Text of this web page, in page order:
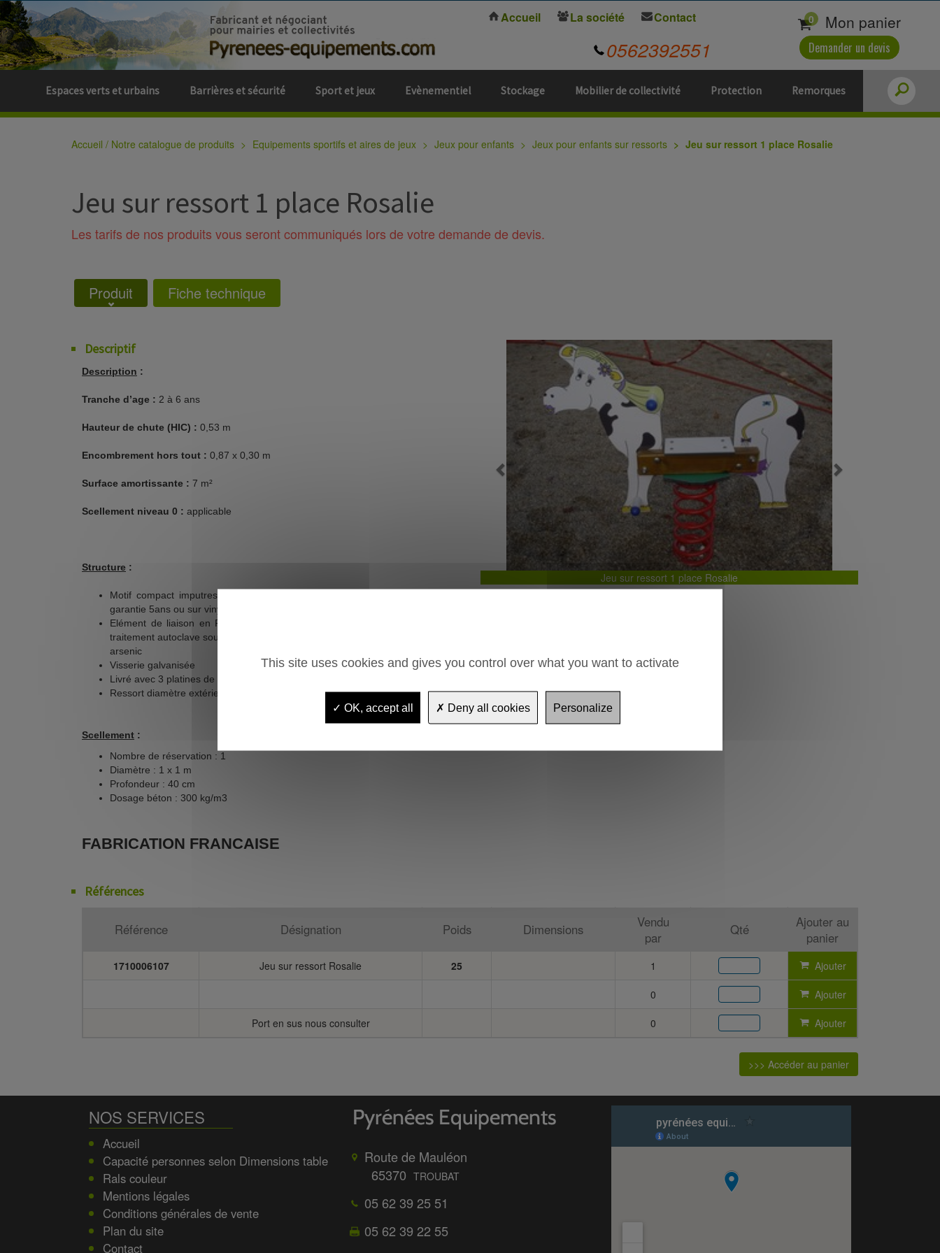
Espaces verts et urbains Barrières et sécurité Sport et jeux Evènementiel Stockage Mobilier de collectivité Protection Remorques
Accueil La société Contact
0562392551
0 Mon panier
Demander un devis
Accueil / Notre catalogue de produits Equipements sportifs et aires de jeux Jeux pour enfants Jeux pour enfants sur ressorts Jeu sur ressort 1 place Rosalie
Jeu sur ressort 1 place Rosalie
Les tarifs de nos produits vous seront communiqués lors de votre demande de devis.
Produit Fiche technique
Descriptif
Description :
Tranche d’age : 2 à 6 ans
Hauteur de chute (HIC) : 0,53 m
Encombrement hors tout : 0,87 x 0,30 m
Surface amortissante : 7 m²
Scellement niveau 0 : applicable
Structure :
Motif compact imputrescible sans entretien ép.12 mm, sérigraphié 2 faces,
garantie 5ans ou sur vinyle collé, tenue 5 ans
Elément de liaison en PIN ROUGE NORD origine FINLANDE et/ou SUEDE,
traitement autoclave sous pression, classe 3, solution aqueuse sans chrome ni
arsenic
Visserie galvanisée
Livré avec 3 platines de scellement longueur 400 mm
Ressort diamètre extérieur 170 mm, hauteur 400 mm, fil diamètre 17,5 mm
Scellement :
Nombre de réservation : 1
Diamètre : 1 x 1 m
Profondeur : 40 cm
Dosage béton : 300 kg/m3
FABRICATION FRANCAISE
Jeu sur ressort 1 place Rosalie
Previous
Références
Référence Désignation Poids Dimensions
Vendu
par
Qté
Ajouter au
panier
1710006107 Jeu sur ressort Rosalie 25 1 Ajouter
0 Ajouter
Port en sus nous consulter 0 Ajouter
>>> Accéder au panier
Route de Mauléon
65370 TROUBAT
05 62 39 25 51
05 62 39 22 55
NOS SERVICES
Accueil
Capacité personnes selon Dimensions table
Rals couleur
Mentions légales
Conditions générales de vente
Plan du site
Contact
This site uses cookies and gives you control over what you want to activate
OK, accept all Deny all cookies Personalize